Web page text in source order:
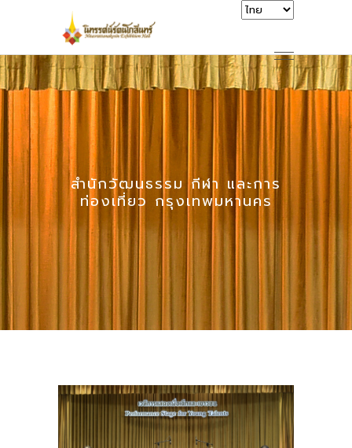
สำนักวัฒนธรรม กีฬา และการ
ท่องเที่ยว กรุงเทพมหานคร